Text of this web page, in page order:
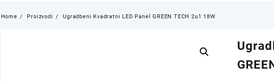
Home Proizvodi Ugradbeni Kvadratni LED Panel GREEN TECH 2u1 18W